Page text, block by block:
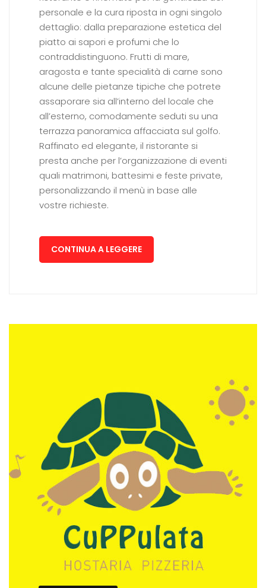
personale e la cura riposta in ogni singolo
dettaglio: dalla preparazione estetica del
piatto ai sapori e profumi che lo
contraddistinguono. Frutti di mare,
aragosta e tante specialità di carne sono
alcune delle pietanze tipiche che potrete
assaporare sia all’interno del locale che
all’esterno, comodamente seduti su una
terrazza panoramica affacciata sul golfo.
Raffinato ed elegante, il ristorante si
presta anche per l’organizzazione di eventi
quali matrimoni, battesimi e feste private,
personalizzando il menù in base alle
vostre richieste.
CONTINUA A LEGGERE